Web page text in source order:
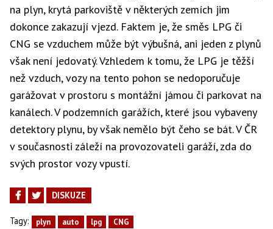
na plyn, krytá parkoviště v některých zemích jim
dokonce zakazují vjezd. Faktem je, že směs LPG či
CNG se vzduchem může být výbušná, ani jeden z plynů
však není jedovatý. Vzhledem k tomu, že LPG je těžší
než vzduch, vozy na tento pohon se nedoporučuje
garážovat v prostoru s montážní jámou či parkovat na
kanálech. V podzemních garážích, které jsou vybaveny
detektory plynu, by však nemělo být čeho se bát. V ČR
v současnosti záleží na provozovateli garáží, zda do
svých prostor vozy vpustí.
DISKUZE
Tagy: plyn auto lpg CNG